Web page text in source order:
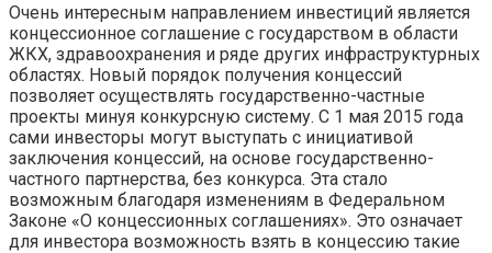
Очень интересным направлением инвестиций является
концессионное соглашение с государством в области
ЖКХ, здравоохранения и ряде других инфраструктурных
областях. Новый порядок получения концессий
позволяет осуществлять государственно-частные
проекты минуя конкурсную систему. С 1 мая 2015 года
сами инвесторы могут выступать с инициативой
заключения концессий, на основе государственно-
частного партнерства, без конкурса. Эта стало
возможным благодаря изменениям в Федеральном
Законе «О концессионных соглашениях». Это означает
для инвестора возможность взять в концессию такие